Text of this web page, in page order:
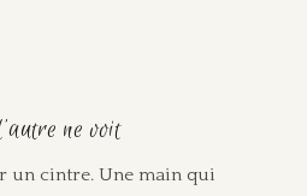
ne voit
un cintre. Une main qui